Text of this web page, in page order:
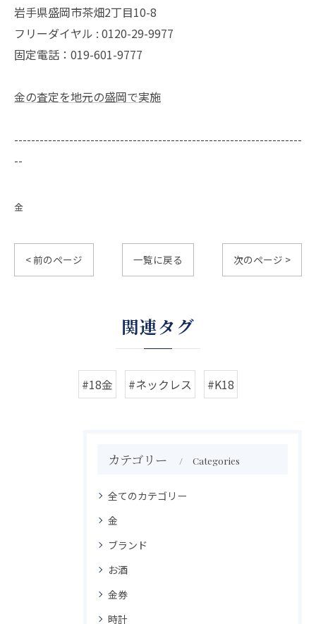
岩手県盛岡市茶畑2丁目10-8
フリーダイヤル : 0120-29-9977
固定電話：019-601-9777
金の査定を地元の盛岡で実施
--------------------------------------------------------------------
--
金
< 前のページ 一覧に戻る 次のページ >
関連タグ
#18金 #ネックレス #K18
カテゴリー Categories
全てのカテゴリー
金
ブランド
お酒
金券
時計